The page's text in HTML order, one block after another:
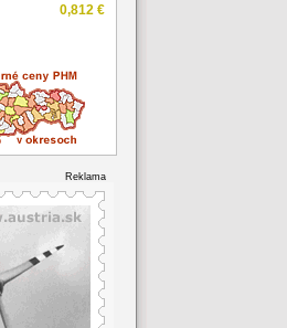
0,812 €
Reklama